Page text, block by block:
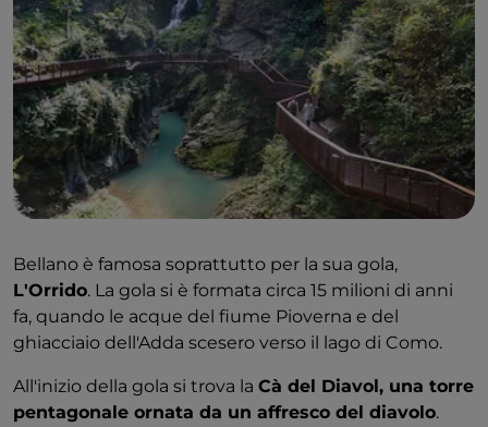
Bellano è famosa soprattutto per la sua gola,
L'Orrido. La gola si è formata circa 15 milioni di anni
fa, quando le acque del fiume Pioverna e del
ghiacciaio dell'Adda scesero verso il lago di Como.
All'inizio della gola si trova la Cà del Diavol, una torre
pentagonale ornata da un affresco del diavolo.